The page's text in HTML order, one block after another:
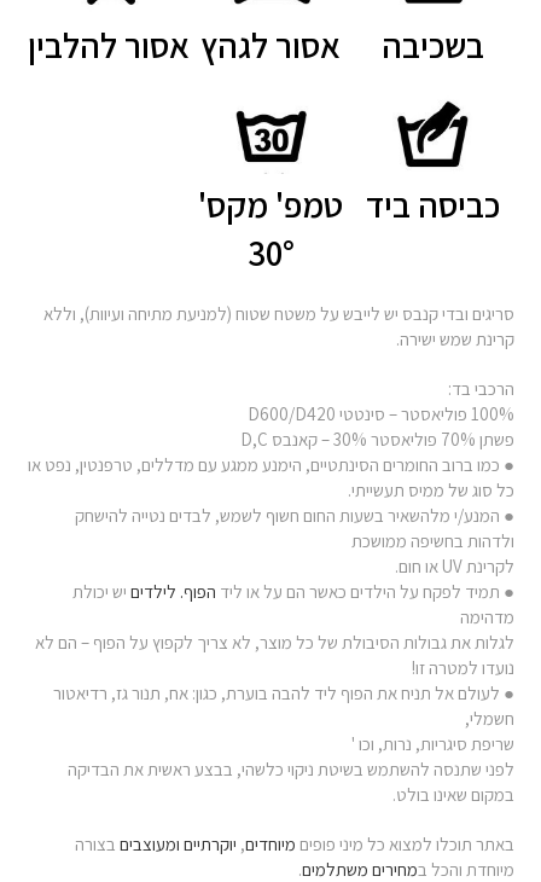
בשכיבה אסור לגהץ אסור להלבין
כביסה ביד טמפ' מקס'
30°
סריגים ובדי קנבס יש לייבש על משטח שטוח (למניעת מתיחה ועיוות), וללא
קרינת שמש ישירה.
הרכבי בד:
100% פוליאסטר – סינטטי D600/D420
פשתן 70% פוליאסטר 30% – קאנבס D,C
● כמו ברוב החומרים הסינתטיים, הימנע ממגע עם מדללים, טרפנטין, נפט או
כל סוג של ממיס תעשייתי.
● המנע/י מלהשאיר בשעות החום חשוף לשמש, לבדים נטייה להישחק
ולדהות בחשיפה ממושכת
לקרינת UV או חום.
● תמיד לפקח על הילדים כאשר הם על או ליד הפוף. לילדים יש יכולת
מדהימה
לגלות את גבולות הסיבולת של כל מוצר, לא צריך לקפוץ על הפוף – הם לא
נועדו למטרה זו!
● לעולם אל תניח את הפוף ליד להבה בוערת, כגון: אח, תנור גז, רדיאטור
חשמלי,
שריפת סיגריות, נרות, וכו '
לפני שתנסה להשתמש בשיטת ניקוי כלשהי, בבצע ראשית את הבדיקה
במקום שאינו בולט.
באתר תוכלו למצוא כל מיני פופים מיוחדים, יוקרתיים ומעוצבים בצורה
מיוחדת והכל במחירים משתלמים.